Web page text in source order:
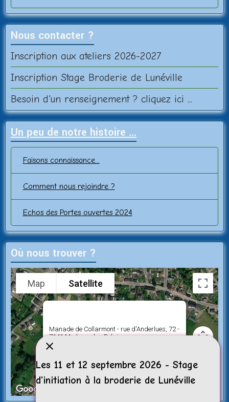
Les 11 et 12 septembre 2026 - Stage
d'initiation à la broderie de Lunéville
Nous contacter ?
Inscription aux ateliers 2026-2027
Inscription Stage Broderie de Lunéville
Besoin d'un renseignement ? cliquez ici ...
Un peu de notre histoire ...
Faisons connaissance...
Comment nous rejoindre ?
Echos des Portes ouvertes 2024
Où nous trouver ?
Manade de Collarmont - rue d'Anderlues, 72 -
7141 Morlanwelz - Belgique
Map Satellite